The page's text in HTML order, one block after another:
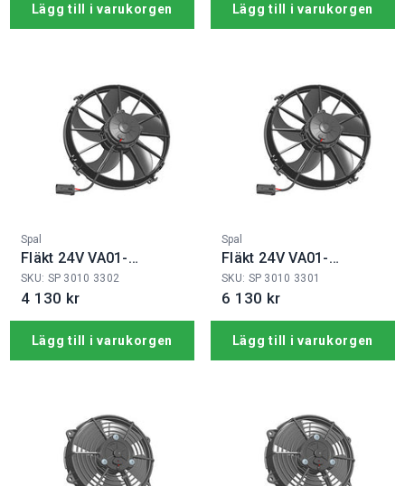
Lägg till i varukorgen Lägg till i varukorgen
Fabrikat:
Spal
Fläkt 24V VA01-
BP90/LL-79S
SKU: SP 3010 3302
4 130 kr
Lägg till i varukorgen
Fabrikat:
Spal
Fläkt 24V VA01-
BP90/LL-66A
SKU: SP 3010 3301
6 130 kr
Lägg till i varukorgen